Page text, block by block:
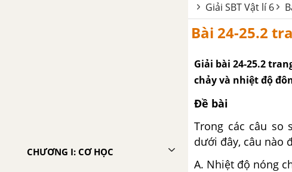
CHƯƠNG I: CƠ HỌC
Giải SBT Vật lí 6
Bài 24-25.2
Giải bài 24-25.2
chảy và nhiệt độ
Đề bài
Trong các câu so
dưới đây, câu nào
A. Nhiệt độ nóng